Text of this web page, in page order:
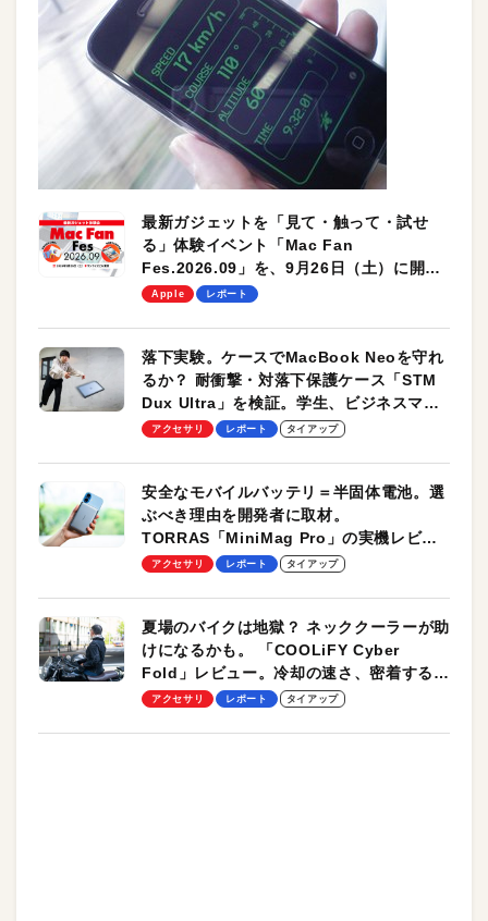
最新ガジェットを「見て・触って・試せ
る」体験イベント「Mac Fan
Fes.2026.09」を、9月26日（土）に開催
します！
Apple レポート
落下実験。ケースでMacBook Neoを守れ
るか？ 耐衝撃・対落下保護ケース「STM
Dux Ultra」を検証。学生、ビジネスマン
のモバイルユースに最適！
アクセサリ レポート タイアップ
安全なモバイルバッテリ＝半固体電池。選
ぶべき理由を開発者に取材。
TORRAS「MiniMag Pro」の実機レビュ
ーも
アクセサリ レポート タイアップ
夏場のバイクは地獄？ ネッククーラーが助
けになるかも。 「COOLiFY Cyber
Fold」レビュー。冷却の速さ、密着する冷
却プレート、シンプルな操作性がグッド！
アクセサリ レポート タイアップ